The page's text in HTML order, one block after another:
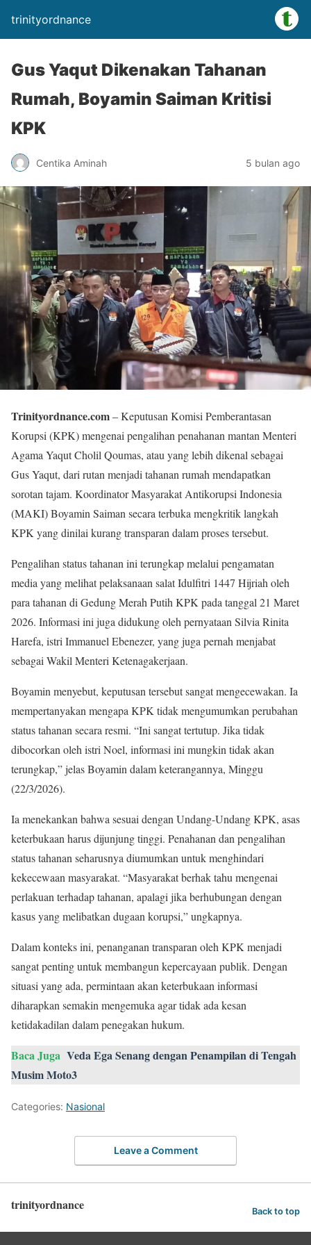
trinityordnance
Gus Yaqut Dikenakan Tahanan
Rumah, Boyamin Saiman Kritisi
KPK
Centika Aminah 5 bulan ago
Trinityordnance.com– Keputusan Komisi Pemberantasan
Korupsi (KPK) mengenai pengalihan penahanan mantan Menteri
Agama Yaqut Cholil Qoumas, atau yang lebih dikenal sebagai
Gus Yaqut, dari rutan menjadi tahanan rumah mendapatkan
sorotan tajam. Koordinator Masyarakat Antikorupsi Indonesia
(MAKI) Boyamin Saiman secara terbuka mengkritik langkah
KPK yang dinilai kurang transparan dalam proses tersebut.
Pengalihan status tahanan ini terungkap melalui pengamatan
media yang melihat pelaksanaan salat Idulfitri 1447 Hijriah oleh
para tahanan di Gedung Merah Putih KPK pada tanggal 21 Maret
2026. Informasi ini juga didukung oleh pernyataan Silvia Rinita
Harefa, istri Immanuel Ebenezer, yang juga pernah menjabat
sebagai Wakil Menteri Ketenagakerjaan.
Boyamin menyebut, keputusan tersebut sangat mengecewakan. Ia
mempertanyakan mengapa KPK tidak mengumumkan perubahan
status tahanan secara resmi. “Ini sangat tertutup. Jika tidak
dibocorkan oleh istri Noel, informasi ini mungkin tidak akan
terungkap,” jelas Boyamin dalam keterangannya, Minggu
(22/3/2026).
Ia menekankan bahwa sesuai dengan Undang-Undang KPK, asas
keterbukaan harus dijunjung tinggi. Penahanan dan pengalihan
status tahanan seharusnya diumumkan untuk menghindari
kekecewaan masyarakat. “Masyarakat berhak tahu mengenai
perlakuan terhadap tahanan, apalagi jika berhubungan dengan
kasus yang melibatkan dugaan korupsi,” ungkapnya.
Dalam konteks ini, penanganan transparan oleh KPK menjadi
sangat penting untuk membangun kepercayaan publik. Dengan
situasi yang ada, permintaan akan keterbukaan informasi
diharapkan semakin mengemuka agar tidak ada kesan
ketidakadilan dalam penegakan hukum.
Baca Juga Veda Ega Senang dengan Penampilan di Tengah
Musim Moto3
Categories: Nasional
Leave a Comment
trinityordnance Back to top